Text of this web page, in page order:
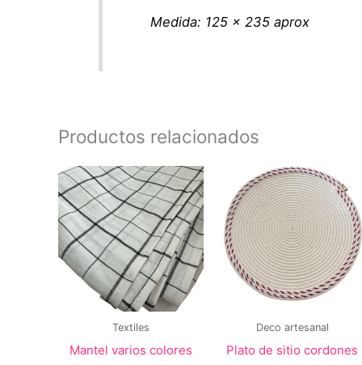
Medida: 125 x 235 aprox
Productos relacionados
Textiles
Mantel varios colores
Deco artesanal
Plato de sitio cordones